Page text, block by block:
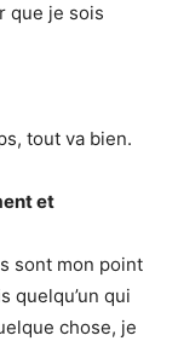
que je sois
tout va bien.
et
sont mon point
quelqu’un qui
chose, je